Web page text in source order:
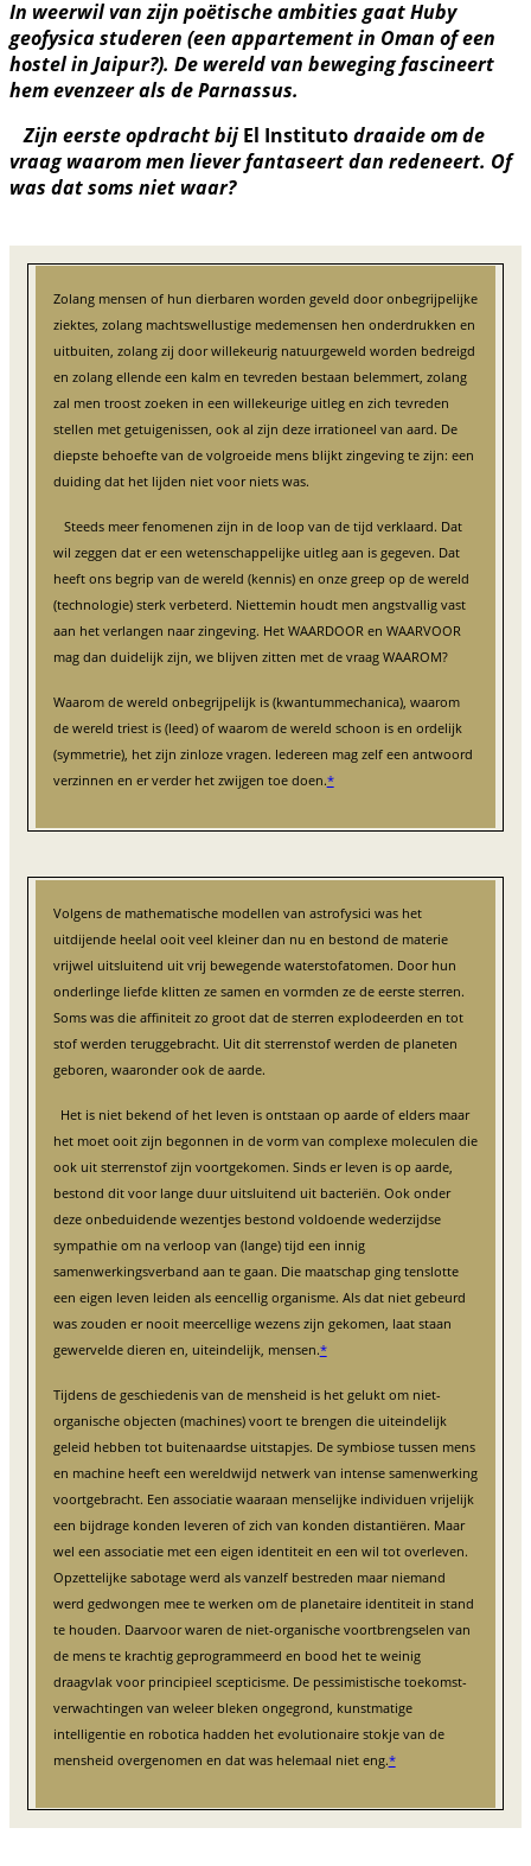
In weerwil van zijn poëtische ambities gaat Huby
geofysica studeren (een appartement in Oman of een
hostel in Jaipur?). De wereld van beweging fascineert
hem evenzeer als de Parnassus.
Zijn eerste opdracht bij El Institutodraaide om de
vraag waarom men liever fantaseert dan redeneert. Of
was dat soms niet waar?
Zolang mensen of hun dierbaren worden geveld door onbegrijpelijke
ziektes, zolang machtswellustige medemensen hen onderdrukken en
uitbuiten, zolang zij door willekeurig natuurgeweld worden bedreigd
en zolang ellende een kalm en tevreden bestaan belemmert, zolang
zal men troost zoeken in een willekeurige uitleg en zich tevreden
stellen met getuigenissen, ook al zijn deze irrationeel van aard. De
diepste behoefte van de volgroeide mens blijkt zingeving te zijn: een
duiding dat het lijden niet voor niets was.
Steeds meer fenomenen zijn in de loop van de tijd verklaard. Dat
wil zeggen dat er een wetenschappelijke uitleg aan is gegeven. Dat
heeft ons begrip van de wereld (kennis) en onze greep op de wereld
(technologie) sterk verbeterd. Niettemin houdt men angstvallig vast
aan het verlangen naar zingeving. Het WAARDOOR en WAARVOOR
mag dan duidelijk zijn, we blijven zitten met de vraag WAAROM?
Waarom de wereld onbegrijpelijk is (kwantummechanica), waarom
de wereld triest is (leed) of waarom de wereld schoon is en ordelijk
(symmetrie), het zijn zinloze vragen. Iedereen mag zelf een antwoord
verzinnen en er verder het zwijgen toe doen.*
Volgens de mathematische modellen van astrofysici was het
uitdijende heelal ooit veel kleiner dan nu en bestond de materie
vrijwel uitsluitend uit vrij bewegende waterstofatomen. Door hun
onderlinge liefde klitten ze samen en vormden ze de eerste sterren.
Soms was die affiniteit zo groot dat de sterren explodeerden en tot
stof werden teruggebracht. Uit dit sterrenstof werden de planeten
geboren, waaronder ook de aarde.
Het is niet bekend of het leven is ontstaan op aarde of elders maar
het moet ooit zijn begonnen in de vorm van complexe moleculen die
ook uit sterrenstof zijn voortgekomen. Sinds er leven is op aarde,
bestond dit voor lange duur uitsluitend uit bacteriën. Ook onder
deze onbeduidende wezentjes bestond voldoende wederzijdse
sympathie om na verloop van (lange) tijd een innig
samenwerkingsverband aan te gaan. Die maatschap ging tenslotte
een eigen leven leiden als eencellig organisme. Als dat niet gebeurd
was zouden er nooit meercellige wezens zijn gekomen, laat staan
gewervelde dieren en, uiteindelijk, mensen.*
Tijdens de geschiedenis van de mensheid is het gelukt om niet-
organische objecten (machines) voort te brengen die uiteindelijk
geleid hebben tot buitenaardse uitstapjes. De symbiose tussen mens
en machine heeft een wereldwijd netwerk van intense samenwerking
voortgebracht. Een associatie waaraan menselijke individuen vrijelijk
een bijdrage konden leveren of zich van konden distantiëren. Maar
wel een associatie met een eigen identiteit en een wil tot overleven.
Opzettelijke sabotage werd als vanzelf bestreden maar niemand
werd gedwongen mee te werken om de planetaire identiteit in stand
te houden. Daarvoor waren de niet-organische voortbrengselen van
de mens te krachtig geprogrammeerd en bood het te weinig
draagvlak voor principieel scepticisme. De pessimistische toekomst-
verwachtingen van weleer bleken ongegrond, kunstmatige
intelligentie en robotica hadden het evolutionaire stokje van de
mensheid overgenomen en dat was helemaal niet eng.*